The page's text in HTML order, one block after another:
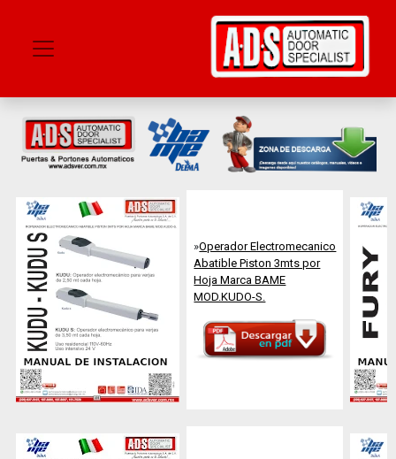
Compañia
Sucursales
Contacto
ADS
Shop
Mercado
Amazon
»Operador Electromecanico
Abatible Piston 3mts por
Hoja Marca BAME
MOD.KUDO-S.